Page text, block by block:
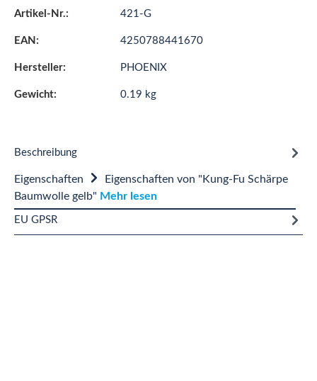
Artikel-Nr.: 421-G
EAN: 4250788441670
Hersteller: PHOENIX
Gewicht: 0.19 kg
Beschreibung
Eigenschaften
Eigenschaften von "Kung-Fu Schärpe
Baumwolle gelb" Mehr lesen
EU GPSR